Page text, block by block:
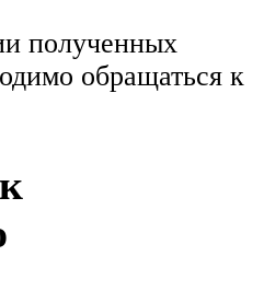
полученных
обращаться к